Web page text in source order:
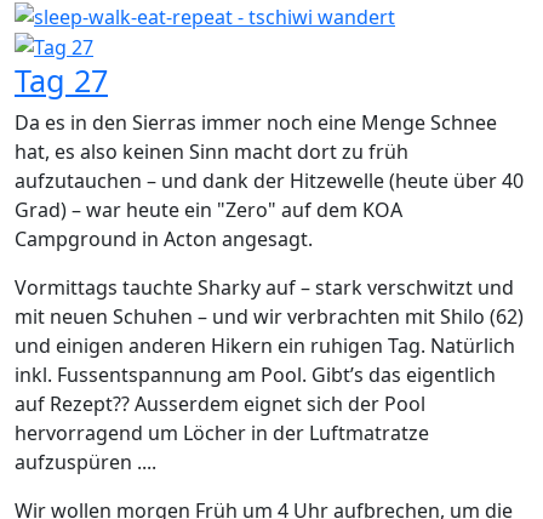
Tag 27
Da es in den Sierras immer noch eine Menge Schnee
hat, es also keinen Sinn macht dort zu früh
aufzutauchen – und dank der Hitzewelle (heute über 40
Grad) – war heute ein "Zero" auf dem KOA
Campground in Acton angesagt.
Vormittags tauchte Sharky auf – stark verschwitzt und
mit neuen Schuhen – und wir verbrachten mit Shilo (62)
und einigen anderen Hikern ein ruhigen Tag. Natürlich
inkl. Fussentspannung am Pool. Gibt’s das eigentlich
auf Rezept?? Ausserdem eignet sich der Pool
hervorragend um Löcher in der Luftmatratze
aufzuspüren ....
Wir wollen morgen Früh um 4 Uhr aufbrechen, um die